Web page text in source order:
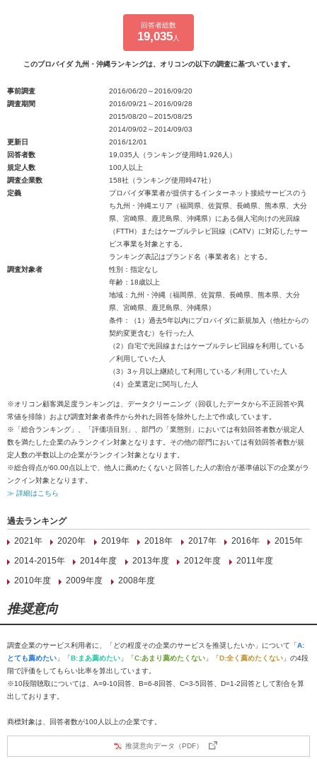
回答者総数
19,035 人
このプロバイダ 九州・沖縄ランキングは、オリコンの以下の調査に基づいています。
事前調査
2016/06/20～2016/09/20
調査期間
2016/09/21～2016/09/28
2015/08/20～2015/08/25
2014/09/02～2014/09/03
更新日
2016/12/01
回答者数
19,035人（ランキング使用時1,926人）
規定人数
100人以上
調査企業数
158社（ランキング使用時47社）
定義
プロバイダ事業者が提供するインターネット接続サービスのう
ち九州・沖縄エリア（福岡県、佐賀県、長崎県、熊本県、大分
県、宮崎県、鹿児島県、沖縄県）にある個人宅向けの光回線
（FTTH）またはケーブルテレビ回線（CATV）に対応したサー
ビス事業を対象とする。
ランキング表記はブランド名（事業者名）とする。
調査対象者
性別：指定なし
年齢：18歳以上
地域：九州・沖縄（福岡県、佐賀県、長崎県、熊本県、大分
県、宮崎県、鹿児島県、沖縄県）
条件：（1）過去5年以内にプロバイダに新規加入（他社からの
契約変更含む）を行った人
（2）自宅で光回線またはケーブルテレビ回線を利用している
／利用していた人
（3）3ヶ月以上継続して利用している／利用していた人
（4）企業選定に関与した人
※オリコン顧客満足度ランキングは、データクリーニング（回収したデータから不正回答や異
常値を排除）および調査対象者条件から外れた回答を除外した上で作成しています。
※「総合ランキング」、「評価項目別」、部門の「業態別」においては有効回答者数が規定人
数を満たした企業のみランクイン対象となります。その他の部門においては有効回答者数が規
定人数の半数以上の企業がランクイン対象となります。
※総合得点が60.00点以上で、他人に薦めたくないと回答した人の割合が基準値以下の企業がラ
ンクイン対象となります。
≫ 詳細はこちら
過去ランキング
2021年
2020年 2019年 2018年 2017年 2016年
2015年
2014-2015年
2014年度 2013年度 2012年度
2011年度
2010年度
2009年度 2008年度
推奨意向
調査企業のサービス利用者に、「どの程度その企業のサービスを推奨したいか」について「A:
とても薦めたい 」「B:まあ薦めたい 」「C:あまり薦めたくない 」「D:全く薦めたくない 」の4段
階で評価をしてもらい比率を算出しています。
※10段階聴取については、A=9-10回答、B=6-8回答、C=3-5回答、D=1-2回答として割合を算
出しております。
商標対象は、回答者数が100人以上の企業です。
推奨意向データ（PDF）